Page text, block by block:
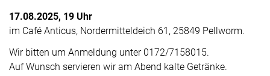
17.08.2025, 19 Uhr
im Café Anticus, Nordermitteldeich 61, 25849 Pellworm.
Wir bitten um Anmeldung unter 0172/7158015.
Auf Wunsch servieren wir am Abend kalte Getränke.